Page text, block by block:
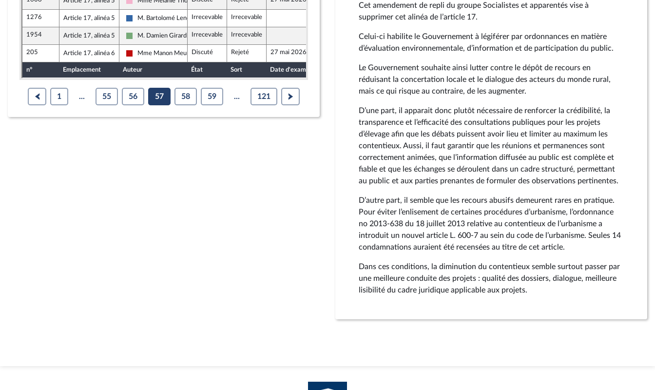
Socialistes et apparentés
1276 Article 17, alinéa 5
Union des droites pour la République
M. Bartolomé LenoirIrrecevable Irrecevable 15 mai 2026
1954 Article 17, alinéa 5
Écologiste et Social
M. Damien Girard Irrecevable Irrecevable 15 mai 2026
205 Article 17, alinéa 6
La France insoumise - Nouveau Front Populaire
Mme Manon MeunierDiscuté Rejeté 27 mai 2026 12 mai 2026
n° Emplacement Auteur État Sort Date d'examen Date de dépôt
1 ... 55 56 57 58 59 ... 121
Cet amendement de repli du groupe Socialistes et apparentés vise à
supprimer cet alinéa de l’article 17.
Celui-ci habilite le Gouvernement à légiférer par ordonnances en matière
d’évaluation environnementale, d’information et de participation du public.
Le Gouvernement souhaite ainsi lutter contre le dépôt de recours en
réduisant la concertation locale et le dialogue des acteurs du monde rural,
mais ce qui risque au contraire, de les augmenter.
D’une part, il apparait donc plutôt nécessaire de renforcer la crédibilité, la
transparence et l’efficacité des consultations publiques pour les projets
d’élevage afin que les débats puissent avoir lieu et limiter au maximum les
contentieux. Aussi, il faut garantir que les réunions et permanences sont
correctement animées, que l’information diffusée au public est complète et
fiable et que les échanges se déroulent dans un cadre structuré, permettant
au public et aux parties prenantes de formuler des observations pertinentes.
D’autre part, il semble que les recours abusifs demeurent rares en pratique.
Pour éviter l’enlisement de certaines procédures d’urbanisme, l’ordonnance
no 2013‑638 du 18 juillet 2013 relative au contentieux de l’urbanisme a
introduit un nouvel article L. 600‑7 au sein du code de l’urbanisme. Seules 14
condamnations auraient été recensées au titre de cet article.
Dans ces conditions, la diminution du contentieux semble surtout passer par
une meilleure conduite des projets : qualité des dossiers, dialogue, meilleure
lisibilité du cadre juridique applicable aux projets.